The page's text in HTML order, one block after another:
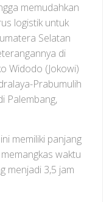
memudahkan
logistik untuk
Selatan
di
Widodo (Jokowi)
Prabumulih
Palembang,
memiliki panjang
waktu
menjadi 3,5 jam